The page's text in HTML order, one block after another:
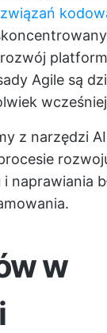
Agile są
z narzędzi
naprawiania
w